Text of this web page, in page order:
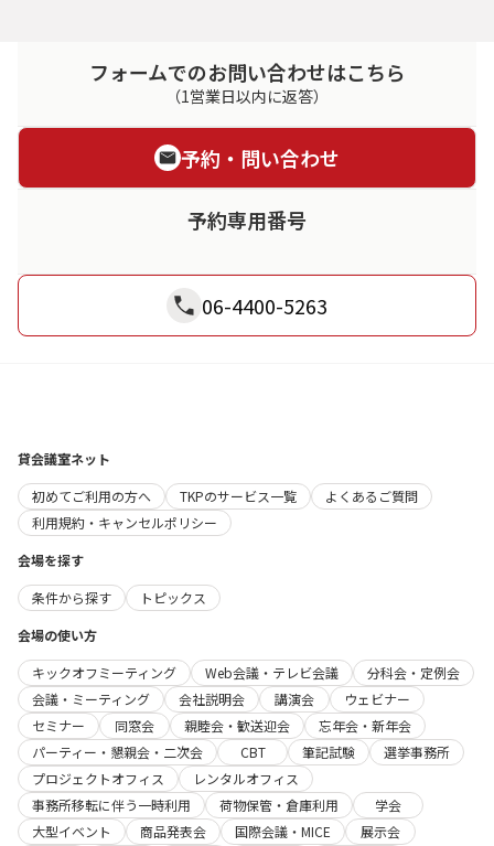
フォームでのお問い合わせはこちら
（1営業日以内に返答）
予約・問い合わせ
予約専用番号
06-4400-5263
貸会議室ネット
初めてご利用の方へ
TKPのサービス一覧
よくあるご質問
利用規約・キャンセルポリシー
会場を探す
条件から探す
トピックス
会場の使い方
キックオフミーティング
Web会議・テレビ会議
分科会・定例会
会議・ミーティング
会社説明会 講演会
ウェビナー
セミナー
同窓会 親睦会・歓送迎会
忘年会・新年会
パーティー・懇親会・二次会
CBT 筆記試験
選挙事務所
プロジェクトオフィス
レンタルオフィス
事務所移転に伴う一時利用
荷物保管・倉庫利用
学会
大型イベント
商品発表会 国際会議・MICE
展示会